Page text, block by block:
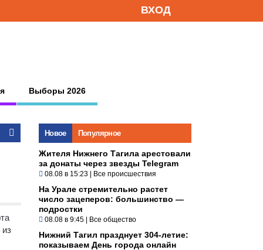
ВХОД
Выборы 2026
из
Новое Популярное
Жителя Нижнего Тагила арестовали
за донаты через звезды Telegram
08.08 в 15:23 | Все происшествия
На Урале стремительно растет
число зацеперов: большинство —
подростки
08.08 в 9:45 | Все общество
Нижний Тагил празднует 304-летие:
показываем День города онлайн